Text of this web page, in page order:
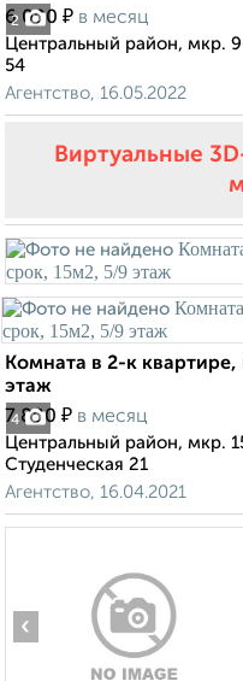
2
6 000 ₽ в месяц
Центральный район, мкр.
54
Агентство, 16.05.2022
Виртуальные
4
Комната в 2-к
этаж
7 800 ₽ в месяц
Центральный район, мкр.
Студенческая 21
Агентство, 16.04.2021
‹